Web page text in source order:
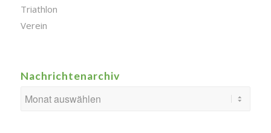
Triathlon
Verein
Nachrichtenarchiv